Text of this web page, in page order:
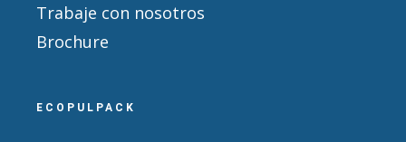
Trabaje con nosotros
Brochure
ECOPULPACK